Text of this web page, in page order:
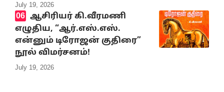
July 19, 2026
ஆசிரியர் கி.வீரமணி
எழுதிய, “ஆர்.எஸ்.எஸ்.
என்னும் டிரோஜன் குதிரை”
நூல் விமர்சனம்!
July 19, 2026